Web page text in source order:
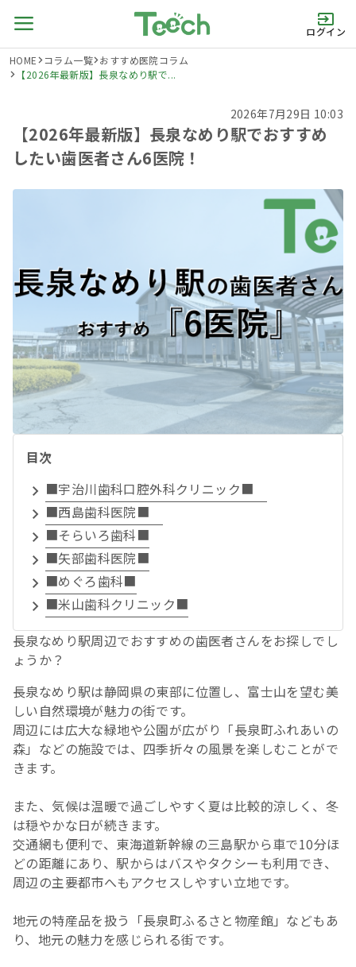
ログイン
HOME コラム一覧 おすすめ医院コラム
【2026年最新版】長泉なめり駅で...
2026年7月29日 10:03
【2026年最新版】長泉なめり駅でおすすめ
したい歯医者さん6医院！
目次
■宇治川歯科口腔外科クリニック■
■西島歯科医院■
■そらいろ歯科■
■矢部歯科医院■
■めぐろ歯科■
■米山歯科クリニック■
長泉なめり駅周辺でおすすめの歯医者さんをお探しでし
ょうか？
長泉なめり駅は静岡県の東部に位置し、富士山を望む美
しい自然環境が魅力の街です。
周辺には広大な緑地や公園が広がり「長泉町ふれあいの
森」などの施設では、四季折々の風景を楽しむことがで
きます。
また、気候は温暖で過ごしやすく夏は比較的涼しく、冬
は穏やかな日が続きます。
交通網も便利で、東海道新幹線の三島駅から車で10分ほ
どの距離にあり、駅からはバスやタクシーも利用でき、
周辺の主要都市へもアクセスしやすい立地です。
地元の特産品を扱う「長泉町ふるさと物産館」などもあ
り、地元の魅力を感じられる街です。